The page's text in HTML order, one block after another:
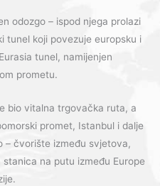
odozgo – ispod njega prolazi
tunel koji povezuje europsku i
tunel, namijenjen
prometu.
bio vitalna trgovačka ruta, a
promet, Istanbul i dalje
– čvorište između svjetova,
na putu između Europe